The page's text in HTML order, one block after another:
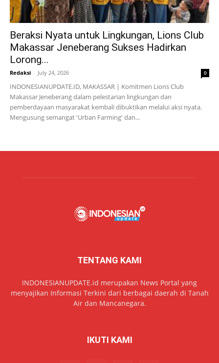
Beraksi Nyata untuk Lingkungan, Lions Club
Makassar Jeneberang Sukses Hadirkan
Lorong...
Redaksi - July 24, 2026 0
INDONESIANUPDATE.ID, MAKASSAR | Komitmen Lions Club
Makassar Jeneberang dalam pelestarian lingkungan dan
pemberdayaan masyarakat kembali dibuktikan melalui aksi nyata.
Mengusung semangat 'Urban Farming' dan...
TENTANG KAMI
INDONESIANUPDATE.id merupakan News Portal yang
menyajikan Informasi Terkini dari berbagai daerah di Tanah
Air dan Mancanegara.
IKUTI KAMI